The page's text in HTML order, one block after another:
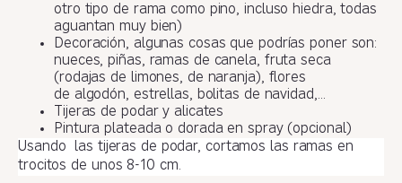
otro tipo de rama como pino, incluso hiedra, todas
aguantan muy bien)
Decoración, algunas cosas que podrías poner son:
nueces, piñas, ramas de canela, fruta seca
(rodajas de limones, de naranja), flores
de algodón, estrellas, bolitas de navidad,…
Tijeras de podar y alicates
Pintura plateada o dorada en spray (opcional)
Usando las tijeras de podar, cortamos las ramas en
trocitos de unos 8-10 cm.